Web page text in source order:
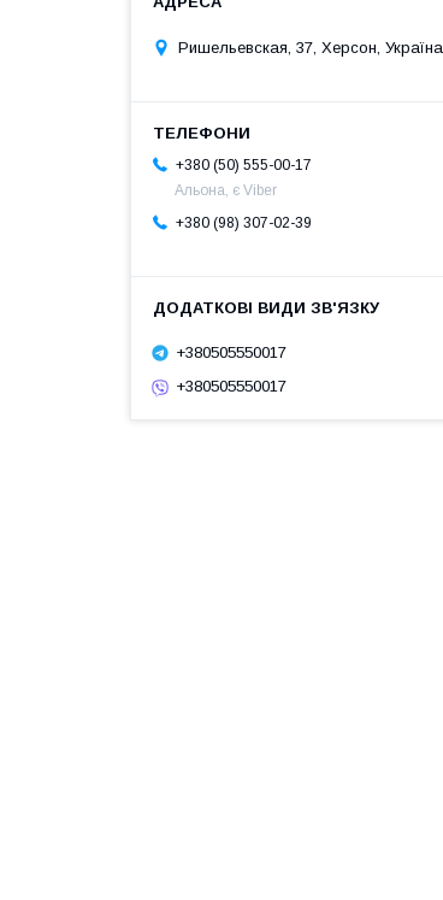
Ришельевская, 37, Херсон, Україна
+380 (50) 555-00-17
Альона, є Viber
+380 (98) 307-02-39
+380505550017
+380505550017